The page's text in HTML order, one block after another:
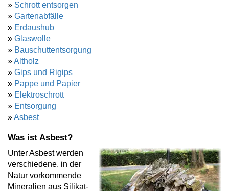
» Schrott entsorgen
» Gartenabfälle
» Erdaushub
» Glaswolle
» Bauschuttentsorgung
»Altholz
» Gips und Rigips
» Pappe und Papier
» Elektroschrott
» Entsorgung
»Asbest
Was ist Asbest?
Unter Asbest werden
verschiedene, in der
Natur vorkommende
Mineralien aus Silikat-